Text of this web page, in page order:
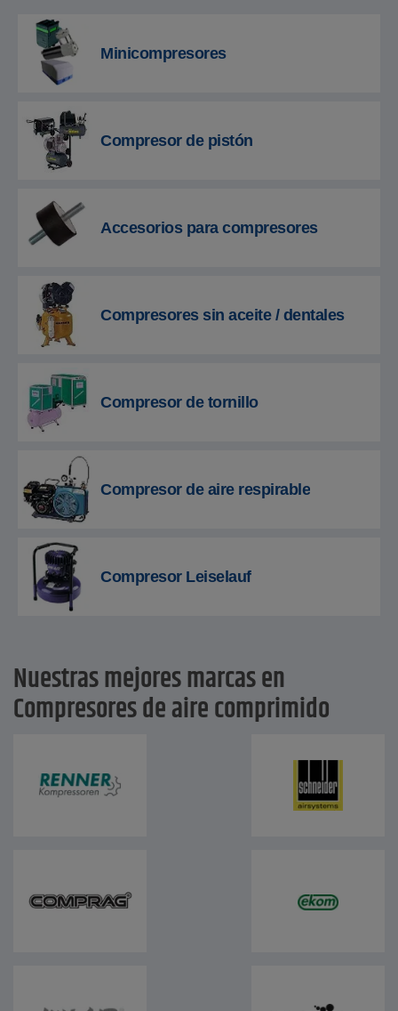
Minicompresores
Compresor de pistón
Accesorios para compresores
Compresores sin aceite / dentales
Compresor de tornillo
Compresor de aire respirable
Compresor Leiselauf
Nuestras mejores marcas en
Compresores de aire comprimido